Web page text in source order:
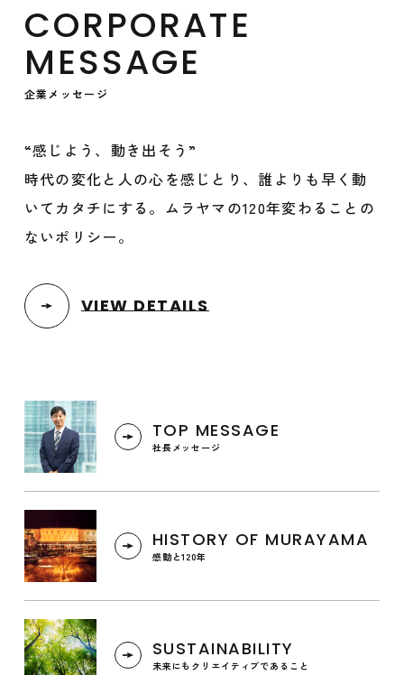
企業メッセージ
CORPORATE
MESSAGE
“感じよう、動き出そう”
時代の変化と人の心を感じとり、誰よりも早く動
いてカタチにする。ムラヤマの120年変わることの
ないポリシー。
VIEW DETAILS
社長メッセージ
TOP MESSAGE
感動と120年
HISTORY OF MURAYAMA
未来にもクリエイティブであること
SUSTAINABILITY